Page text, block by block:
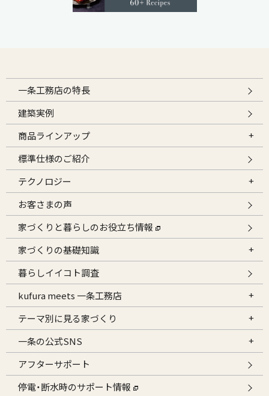
一条工務店の特長
建築実例
商品ラインアップ
標準仕様のご紹介
テクノロジー
お客さまの声
家づくりと暮らしのお役立ち情報
家づくりの基礎知識
暮らしイイコト調査
kufura meets 一条工務店
テーマ別に見る家づくり
一条の公式SNS
アフターサポート
停電・断水時のサポート情報